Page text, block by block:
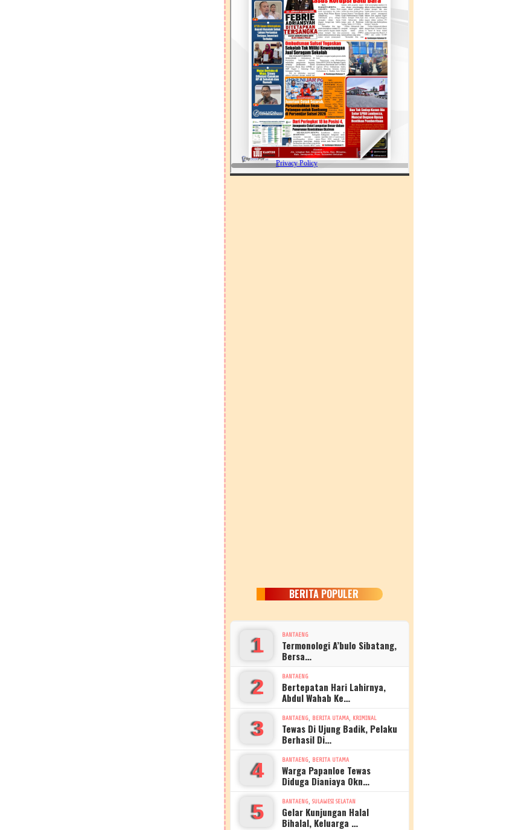
BERITA POPULER
1 BANTAENG
Termonologi A’bulo Sibatang,
Bersa…
2 BANTAENG
Bertepatan Hari Lahirnya,
Abdul Wahab Ke…
3 BANTAENG, BERITA UTAMA, KRIMINAL
Tewas Di Ujung Badik, Pelaku
Berhasil Di…
4 BANTAENG, BERITA UTAMA
Warga Papanloe Tewas
Diduga Dianiaya Okn…
5 BANTAENG,SULAWESI SELATAN
Gelar Kunjungan Halal
Bihalal, Keluarga …